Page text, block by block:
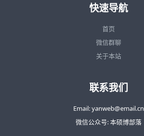
快速导航
首页
微信群聊
关于本站
联系我们
Email: yanweb@email.cn
微信公众号: 本硕博部落